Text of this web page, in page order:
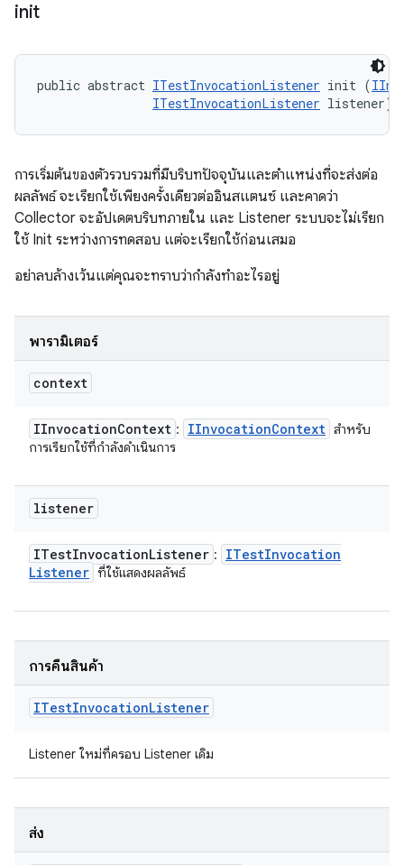
init
public abstract ITestInvocationListener init (
ITestInvocationListener listener)
การเริ่มต้นของตัวรวบรวมที่มีบริบทปัจจุบันและตำแหน่งที่จะส่งต่อ
ผลลัพธ์ จะเรียกใช้เพียงครั้งเดียวต่ออินสแตนซ์ และคาดว่า
Collector จะอัปเดตบริบทภายใน และ Listener ระบบจะไม่เรียก
ใช้ Init ระหว่างการทดสอบ แต่จะเรียกใช้ก่อนเสมอ
อย่าลบล้างเว้นแต่คุณจะทราบว่ากำลังทำอะไรอยู่
พารามิเตอร์
context
IInvocationContext : IInvocationContext สำหรับ
การเรียกใช้ที่กำลังดำเนินการ
listener
ITestInvocationListener : ITestInvocation
Listener ที่ใช้แสดงผลลัพธ์
การคืนสินค้า
ITestInvocationListener
Listener ใหม่ที่ครอบ Listener เดิม
ส่ง